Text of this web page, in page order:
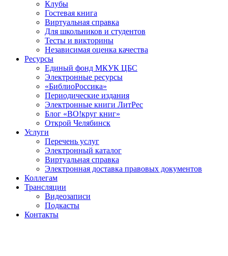
Клубы
Гостевая книга
Виртуальная справка
Для школьников и студентов
Тесты и викторины
Независимая оценка качества
Ресурсы
Единый фонд МКУК ЦБС
Электронные ресурсы
«БиблиоРоссика»
Периодические издания
Электронные книги ЛитРес
Блог «ВО!круг книг»
Открой Челябинск
Услуги
Перечень услуг
Электронный каталог
Виртуальная справка
Электронная доставка правовых документов
Коллегам
Трансляции
Видеозаписи
Подкасты
Контакты